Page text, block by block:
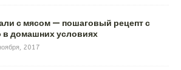
с мясом — пошаговый рецепт с
домашних условиях
2017